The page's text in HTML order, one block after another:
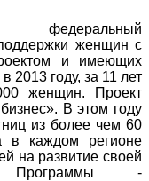
- федеральный
женщин с
и имеющих
2013 году, за 11 лет
женщин. Проект
В этом году
из более чем 60
в каждом регионе
на развитие своей
Программы -